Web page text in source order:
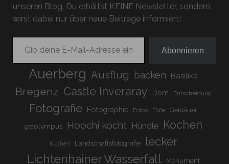
unseren Blog. Du erhältst KEINE Newsletter, sondern
wirst dabei nur über neue Beiträge informiert!
Gib deine E-Mail-Adresse ein ...
Abonnieren
Auerberg Ausflug backen Basilika
Bregenz Castle Inveraray Dom Entscheidung
Fotografie Fotographie Fotos Füße Gemäuer
getolympus Hoochi kocht Hündle Kochen
Kuchen Landschaftsfotografie lecker
Lichtenhainer Wasserfall Monument